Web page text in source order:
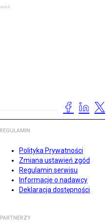
REGULAMIN
Polityka Prywatności
Zmiana ustawień zgód
Regulamin serwisu
Informacje o nadawcy
Deklaracja dostępności
PARTNERZY